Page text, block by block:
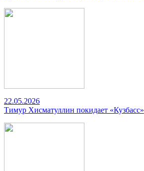
22.05.2026
Тимур Хисматуллин покидает «Кузбасс»